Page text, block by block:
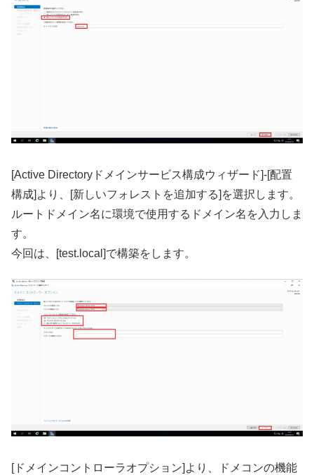
[Active Directoryドメインサービス構成ウィザード]-[配置
構成]より、[新しいフォレストを追加する]を選択します。
ルートドメイン名に環境で使用するドメイン名を入力しま
す。
今回は、[test.local]で構築をします。
[ドメインコントローラオプション]より、ドメコンの機能